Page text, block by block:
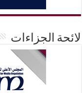
لائحة الجزاءات